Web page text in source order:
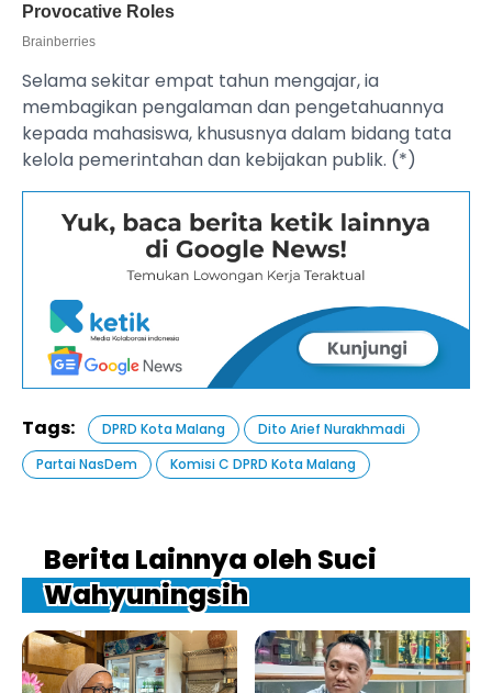
Selama sekitar empat tahun mengajar, ia
membagikan pengalaman dan pengetahuannya
kepada mahasiswa, khususnya dalam bidang tata
kelola pemerintahan dan kebijakan publik. (*)
Tags: DPRD Kota Malang
Dito Arief Nurakhmadi
Partai NasDem
Komisi C DPRD Kota Malang
Berita Lainnya oleh Suci
Wahyuningsih